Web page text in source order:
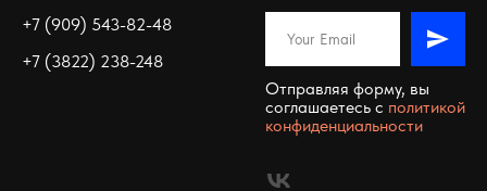
+7 (909) 543-82-48
+7 (3822) 238-248
Отправляя форму, вы
соглашаетесь c политикой
конфиденциальности